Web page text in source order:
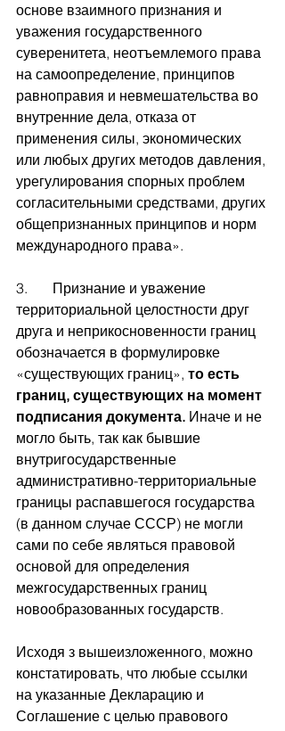
основе взаимного признания и
уважения государственного
суверенитета, неотъемлемого права
на самоопределение, принципов
равноправия и невмешательства во
внутренние дела, отказа от
применения силы, экономических
или любых других методов давления,
урегулирования спорных проблем
согласительными средствами, других
общепризнанных принципов и норм
международного права».
3.       Признание и уважение
территориальной целостности друг
друга и неприкосновенности границ
обозначается в формулировке
«существующих границ», то есть
границ, существующих на момент
подписания документа. Иначе и не
могло быть, так как бывшие
внутригосударственные
административно-территориальные
границы распавшегося государства
(в данном случае СССР) не могли
сами по себе являться правовой
основой для определения
межгосударственных границ
новообразованных государств.
Исходя з вышеизложенного, можно
констатировать, что любые ссылки
на указанные Декларацию и
Соглашение с целью правового